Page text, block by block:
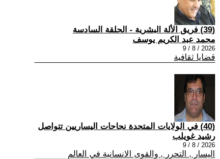
(39) فريق الألة البشرية - الحلقة السادسة
محمد عبد الكريم يوسف
2026 / 8 / 9
قضايا ثقافية
(40) في الولايات المتحدة نجاحات اليساريين تتواصل
رشيد غويلب
2026 / 8 / 9
اليسار , التحرر , والقوى الانسانية في العالم